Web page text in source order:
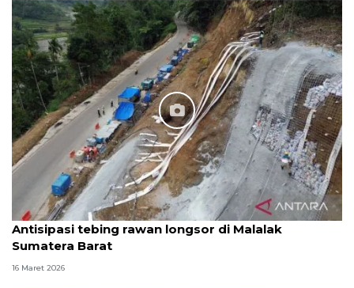
Antisipasi tebing rawan longsor di Malalak
Sumatera Barat
16 Maret 2026